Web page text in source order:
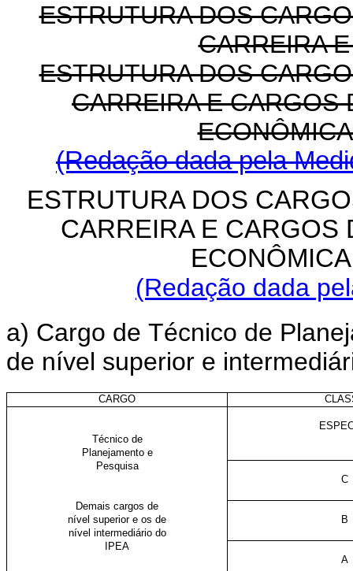
ESTRUTURA DOS
CARREIRA
ESTRUTURA DOS
CARREIRA E CARGOS
(Redação dada pela
ESTRUTURA DOS
CARREIRA E CARGOS
(Redação dada
a) Cargo de Técnico de
de nível superior e
CARGO
Técnico de
Planejamento e
Pesquisa
C
Demais cargos de
nível superior e os de
B
nível intermediário do
IPEA
A